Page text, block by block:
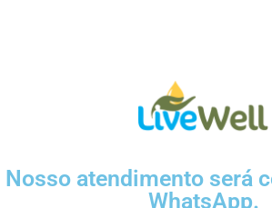
Nosso atendimento será
WhatsApp.